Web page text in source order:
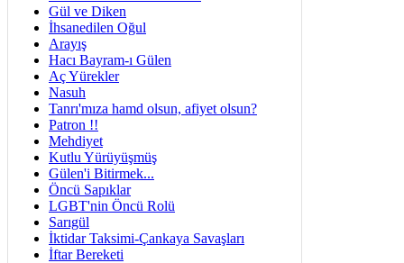
Gül ve Diken
İhsanedilen Oğul
Arayış
Hacı Bayram-ı Gülen
Aç Yürekler
Nasuh
Tanrı'mıza hamd olsun, afiyet olsun?
Patron !!
Mehdiyet
Kutlu Yürüyüşmüş
Gülen'i Bitirmek...
Öncü Sapıklar
LGBT'nin Öncü Rolü
Sarıgül
İktidar Taksimi-Çankaya Savaşları
İftar Bereketi